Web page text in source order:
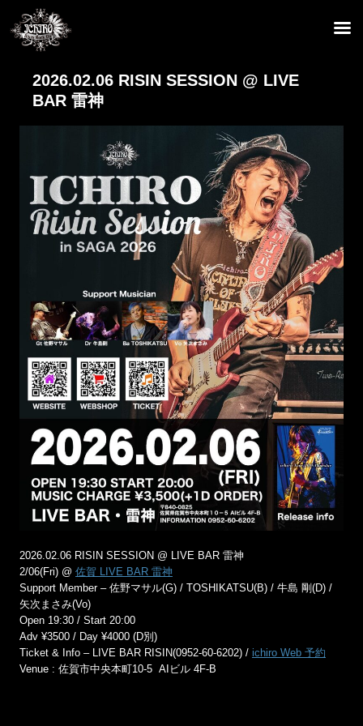
2026.02.06 RISIN SESSION @ LIVE
BAR 雷神
2026.02.06 RISIN SESSION @ LIVE BAR 雷神
2/06(Fri) @ 佐賀 LIVE BAR 雷神
Support Member – 佐野マサル(G) / TOSHIKATSU(B) / 牛島 剛(D) /
矢次まさみ(Vo)
Open 19:30 / Start 20:00
Adv ¥3500 / Day ¥4000 (D別)
Ticket & Info – LIVE BAR RISIN(0952-60-6202) / ichiro Web 予約
Venue : 佐賀市中央本町10-5 AIビル 4F-B